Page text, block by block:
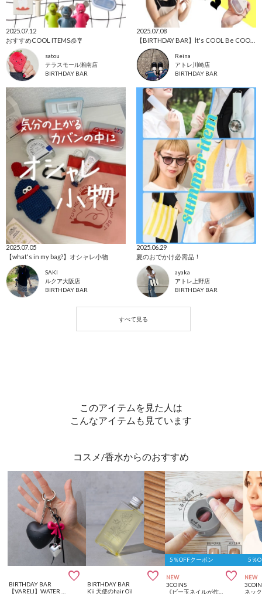
2025.07.12
おすすめCOOL ITEMS🧊🎐
satou
テラスモール湘南店
BIRTHDAY BAR
2025.07.08
【BIRTHDAY BAR】lt's COOL Be COOL So COOL【アトレ川崎店】
Reina
アトレ川崎店
BIRTHDAY BAR
2025.07.05
【what's in my bag?】オシャレ小物
SAKI
ルクア大阪店
BIRTHDAY BAR
2025.06.29
夏のおでかけ必需品！
ayaka
アトレ上野店
BIRTHDAY BAR
このアイテムを見た人は
こんなアイテムも見ています
コスメ/香水からのおすすめ

BIRTHDAY BAR

BIRTHDAY BAR
Kii 天使のhair Oil
5％OFFクーポン
NEW 
3COINS
《ビー玉ネイルが作れる》マグネイルメーカー／and us
5％
NEW
ネッ